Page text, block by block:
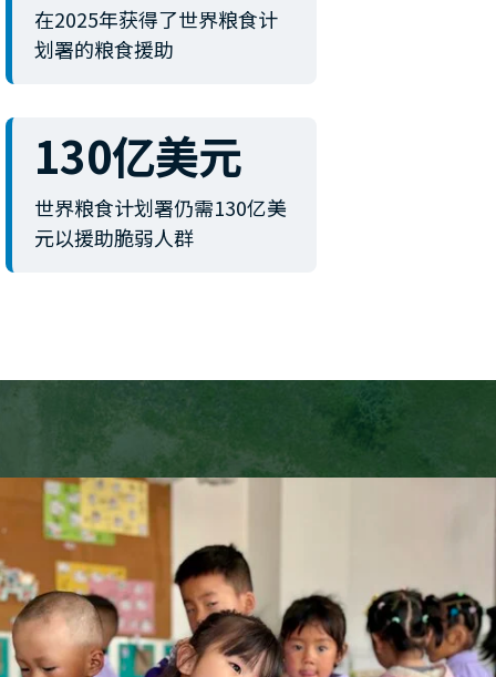
在2025年获得了世界粮食计
划署的粮食援助
130亿美元
世界粮食计划署仍需130亿美
元以援助脆弱人群